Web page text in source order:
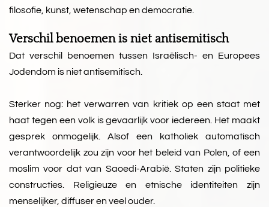
filosofie, kunst, wetenschap en democratie.
Verschil benoemen is niet antisemitisch
Dat verschil benoemen tussen Israëlisch- en Europees
Jodendom is niet antisemitisch.
Sterker nog: het verwarren van kritiek op een staat met
haat tegen een volk is gevaarlijk voor iedereen. Het maakt
gesprek onmogelijk. Alsof een katholiek automatisch
verantwoordelijk zou zijn voor het beleid van Polen, of een
moslim voor dat van Saoedi-Arabië. Staten zijn politieke
constructies. Religieuze en etnische identiteiten zijn
menselijker, diffuser en veel ouder.